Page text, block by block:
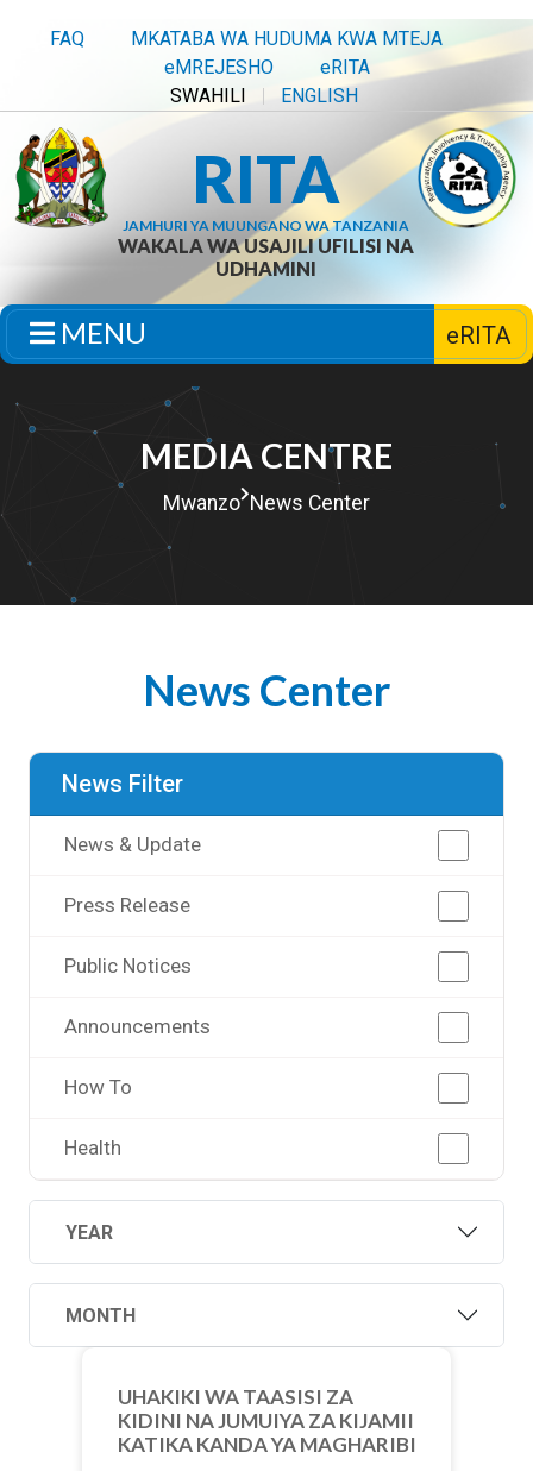
FAQ
MKATABA WA HUDUMA KWA MTEJA
eMREJESHO
eRITA
SWAHILI
ENGLISH
RITA
JAMHURI YA MUUNGANO WA TANZANIA
WAKALA WA USAJILI UFILISI NA
UDHAMINI
MENU eRITA
MEDIA CENTRE
Mwanzo News Center
News Center
News Filter
News & Update
Press Release
Public Notices
Announcements
How To
Health
YEAR
MONTH
UHAKIKI WA TAASISI ZA
KIDINI NA JUMUIYA ZA KIJAMII
KATIKA KANDA YA MAGHARIBI